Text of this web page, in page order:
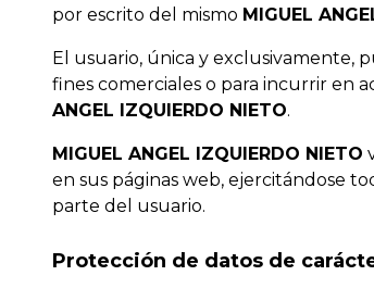
por escrito del mismo MIGUEL
El usuario, única y exclusivamente,
fines comerciales o para incurrir en
ANGEL IZQUIERDO NIETO.
MIGUEL ANGEL IZQUIERDO NIETO
en sus páginas web, ejercitándose
parte del usuario.
Protección de datos de